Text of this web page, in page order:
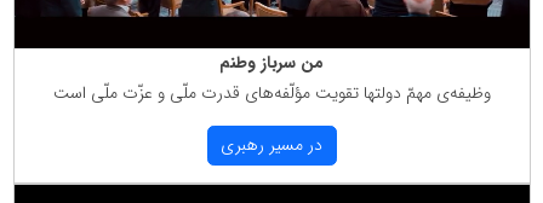
من سرباز وطنم
وظیفه‌ی مهمّ دولتها تقویت مؤلّفه‌های قدرت ملّی و عزّت ملّی است
در مسیر رهبری